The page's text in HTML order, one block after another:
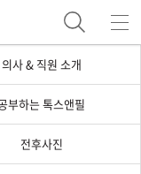
의사 & 직원 소개
부하는 톡스앤필
전후사진